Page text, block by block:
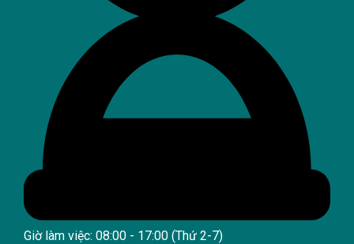
Giờ làm việc: 08:00 - 17:00 (Thứ 2-7)